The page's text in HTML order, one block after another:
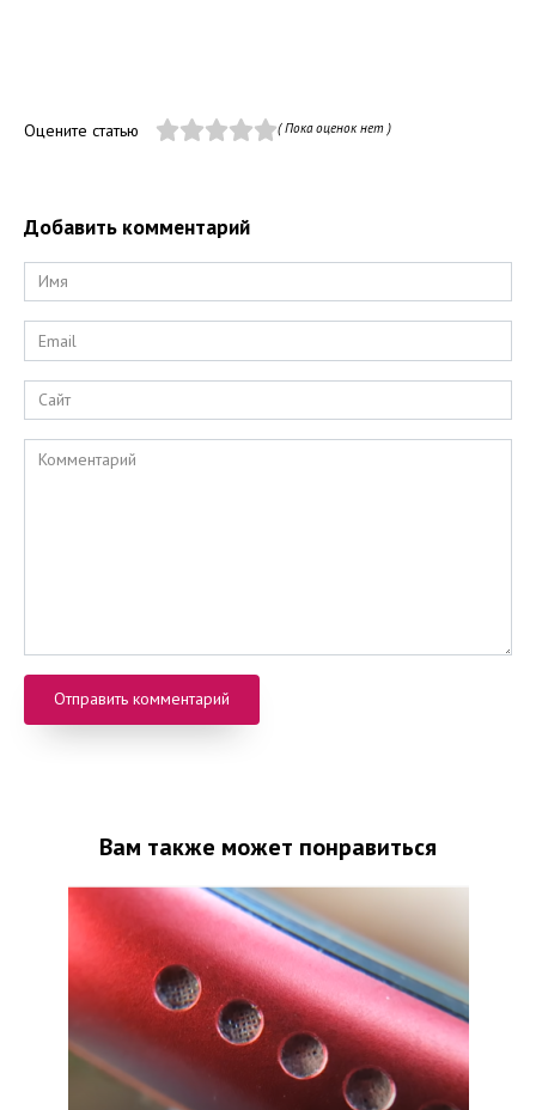
Оцените статью ( Пока оценок нет )
Добавить комментарий
Имя
*
Email
*
Сайт
Комментарий
Вам также может понравиться